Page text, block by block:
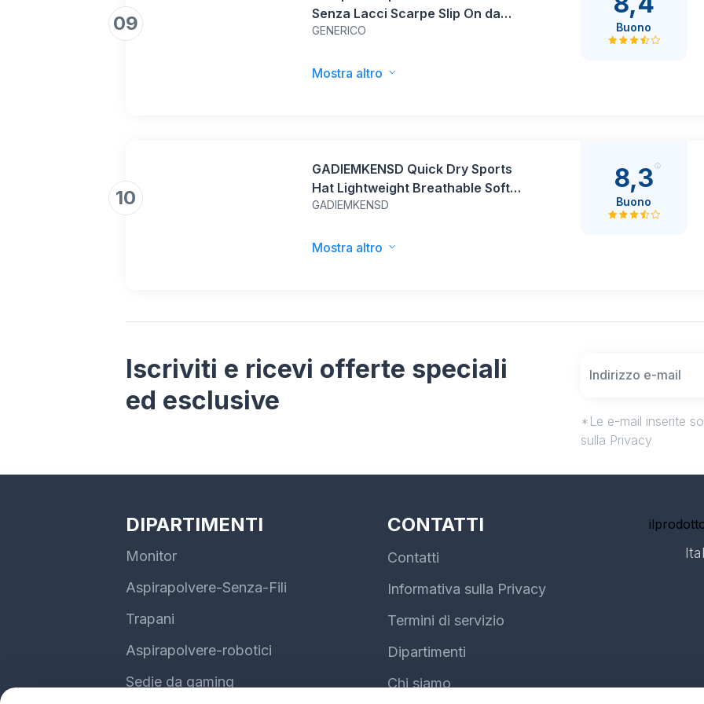
09 GENERICO
Senza Lacci Scarpe Slip On da
Corsa Camminare Comode
Traspiranti Leggere Antiscivolo
Mostra altro
Buono
10 GADIEMKENSD
GADIEMKENSD Quick Dry Sports
Hat Lightweight Breathable Soft
Outdoor Run cap Blue
Mostra altro
8,3
Buono
Iscriviti e ricevi offerte speciali
ed esclusive
*Le e-mail inserite
sulla Privacy
DIPARTIMENTI
Monitor
Aspirapolvere-Senza-Fili
Trapani
Aspirapolvere-robotici
Sedie da gaming
CONTATTI
Contatti
Informativa sulla Privacy
Termini di servizio
Dipartimenti
Chi siamo